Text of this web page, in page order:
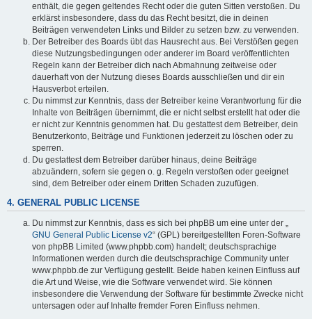
enthält, die gegen geltendes Recht oder die guten Sitten verstoßen. Du
erklärst insbesondere, dass du das Recht besitzt, die in deinen
Beiträgen verwendeten Links und Bilder zu setzen bzw. zu verwenden.
Der Betreiber des Boards übt das Hausrecht aus. Bei Verstößen gegen
diese Nutzungsbedingungen oder anderer im Board veröffentlichten
Regeln kann der Betreiber dich nach Abmahnung zeitweise oder
dauerhaft von der Nutzung dieses Boards ausschließen und dir ein
Hausverbot erteilen.
Du nimmst zur Kenntnis, dass der Betreiber keine Verantwortung für die
Inhalte von Beiträgen übernimmt, die er nicht selbst erstellt hat oder die
er nicht zur Kenntnis genommen hat. Du gestattest dem Betreiber, dein
Benutzerkonto, Beiträge und Funktionen jederzeit zu löschen oder zu
sperren.
Du gestattest dem Betreiber darüber hinaus, deine Beiträge
abzuändern, sofern sie gegen o. g. Regeln verstoßen oder geeignet
sind, dem Betreiber oder einem Dritten Schaden zuzufügen.
4. GENERAL PUBLIC LICENSE
Du nimmst zur Kenntnis, dass es sich bei phpBB um eine unter der „
GNU General Public License v2“ (GPL) bereitgestellten Foren-Software
von phpBB Limited (www.phpbb.com) handelt; deutschsprachige
Informationen werden durch die deutschsprachige Community unter
www.phpbb.de zur Verfügung gestellt. Beide haben keinen Einfluss auf
die Art und Weise, wie die Software verwendet wird. Sie können
insbesondere die Verwendung der Software für bestimmte Zwecke nicht
untersagen oder auf Inhalte fremder Foren Einfluss nehmen.